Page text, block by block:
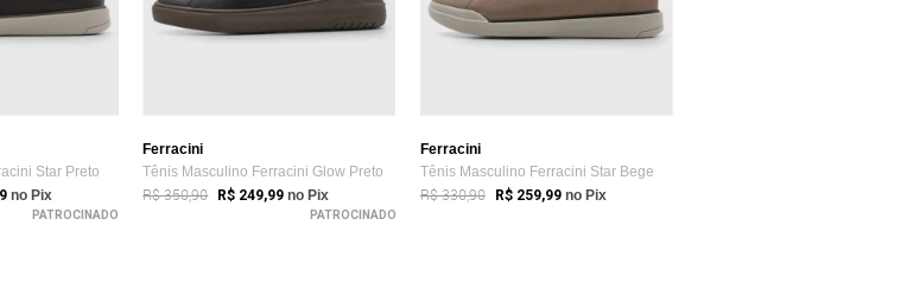
Star Preto
no Pix
PATROCINADO
Ferracini
Tênis Masculino Ferracini Glow Preto
R$ 350,90 R$ 249,99 no Pix
PATROCINADO
Ferracini
Tênis Masculino Ferracini Star Bege
R$ 330,90 R$ 259,99 no Pix